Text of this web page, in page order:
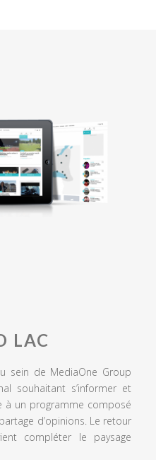
LAC
sein de MediaOne Group
souhaitant s’informer et
à un programme composé
d’opinions. Le retour
compléter le paysage